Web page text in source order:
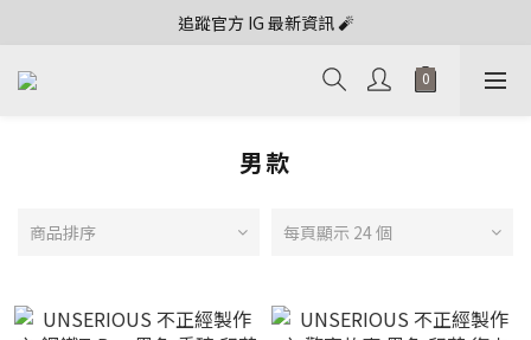
追蹤官方 IG 最新資訊 🧨
男款
商品排序 每頁顯示 24 個